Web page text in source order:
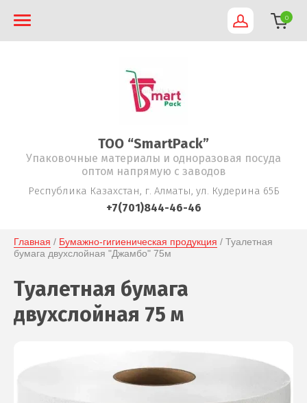
0
TOO “SmartPack”
Упаковочные материалы и одноразовая посуда
оптом напрямую с заводов
Республика Казахстан, г. Алматы, ул. Кудерина 65Б
+7(701)844-46-46
Главная / Бумажно-гигиеническая продукция / Туалетная
бумага двухслойная "Джамбо" 75м
Туалетная бумага
двухслойная 75 м